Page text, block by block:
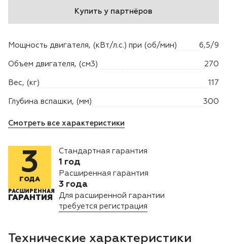
Аксессуары
Снегоотбрасыватели
Садовые ножницы
Техника PRO
Дровоколы
Станки заточные
Купить у партнёров
Мощность двигателя, (кВт/л.с.) при (об/мин) 6,5/9
Объем двигателя, (см3) 270
Вес, (кг) 117
Глубина вспашки, (мм) 300
Смотреть все характеристики
3
ГОДА
РАСШИРЕННАЯ
ГАРАНТИЯ
Стандартная гарантия
1 год
Расширенная гарантия
3 года
Для расширенной гарантии
требуется регистрация
Технические характеристики